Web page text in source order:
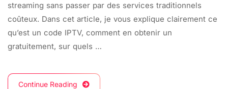
streaming sans passer par des services traditionnels
coûteux. Dans cet article, je vous explique clairement ce
qu’est un code IPTV, comment en obtenir un
gratuitement, sur quels …
Continue Reading